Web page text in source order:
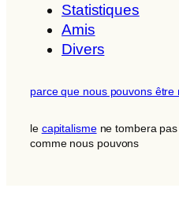
Statistiques
Amis
Divers
parce que nous pouvons être
le capitalismene tombera pas
comme nous pouvons